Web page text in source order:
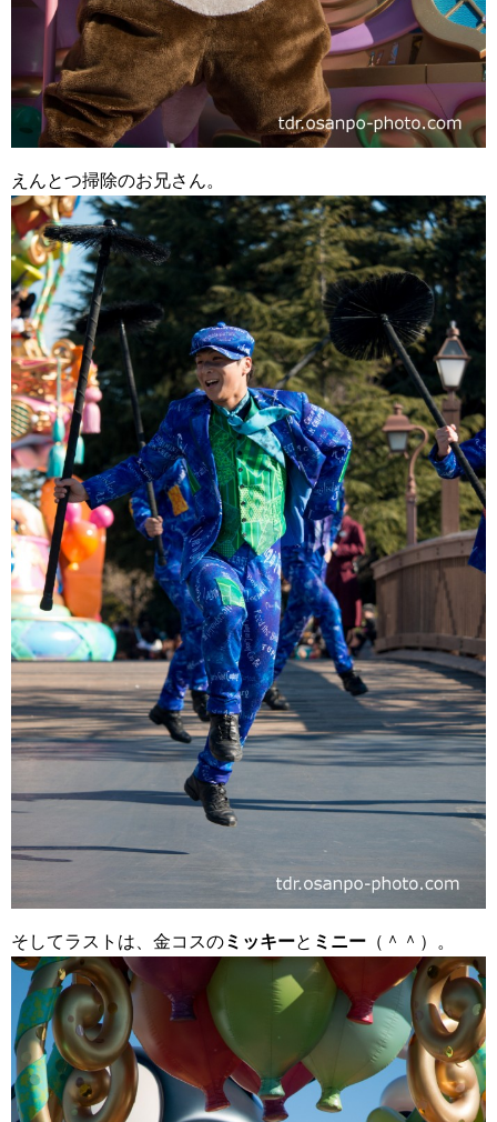
えんとつ掃除のお兄さん。
そしてラストは、金コスのミッキーと ミニー （＾＾）。